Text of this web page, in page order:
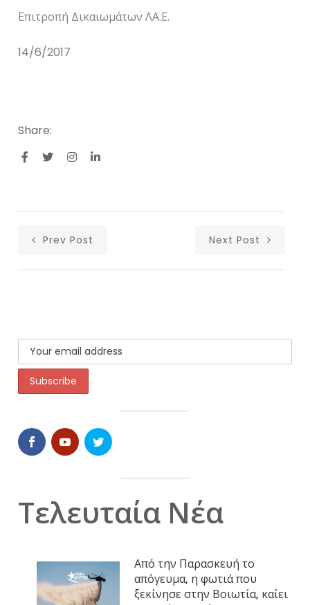
Επιτροπή Δικαιωμάτων ΛΑ.Ε.
14/6/2017
Share:
Prev Post Next Post
Τελευταία Νέα
Από την Παρασκευή το
απόγευμα, η φωτιά που
ξεκίνησε στην Βοιωτία, καίει